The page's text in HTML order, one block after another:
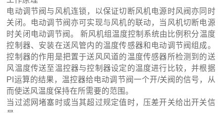
电动调节阀与风机连锁，以保证切断风机电源时风阀亦同时
关闭。电动调节阀亦可实现与风机的联动，当风机切断电源
时关闭电动调节阀。 新风机组温度控制系统由比例积分温度
控制器、安装在送风管内的温度传感器和电动调节阀组成。
控制器的作用是把置于送风风道的温度传感器所检测到的送
风温度传送至温控器与控制器设定的温度进行比较，并根据
PI运算的结果，温控器给电动调节阀一个开/关阀的信号，从
而使送风温度保持在所需要的范围。
当过滤网堵塞时或当其超过规定值时，压差开关给出开关信